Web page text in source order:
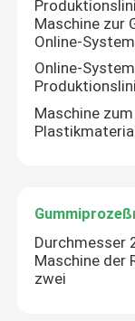
Maschine zur
Online-System
Online-
Maschine
Durchmesser
Maschine der
zwei